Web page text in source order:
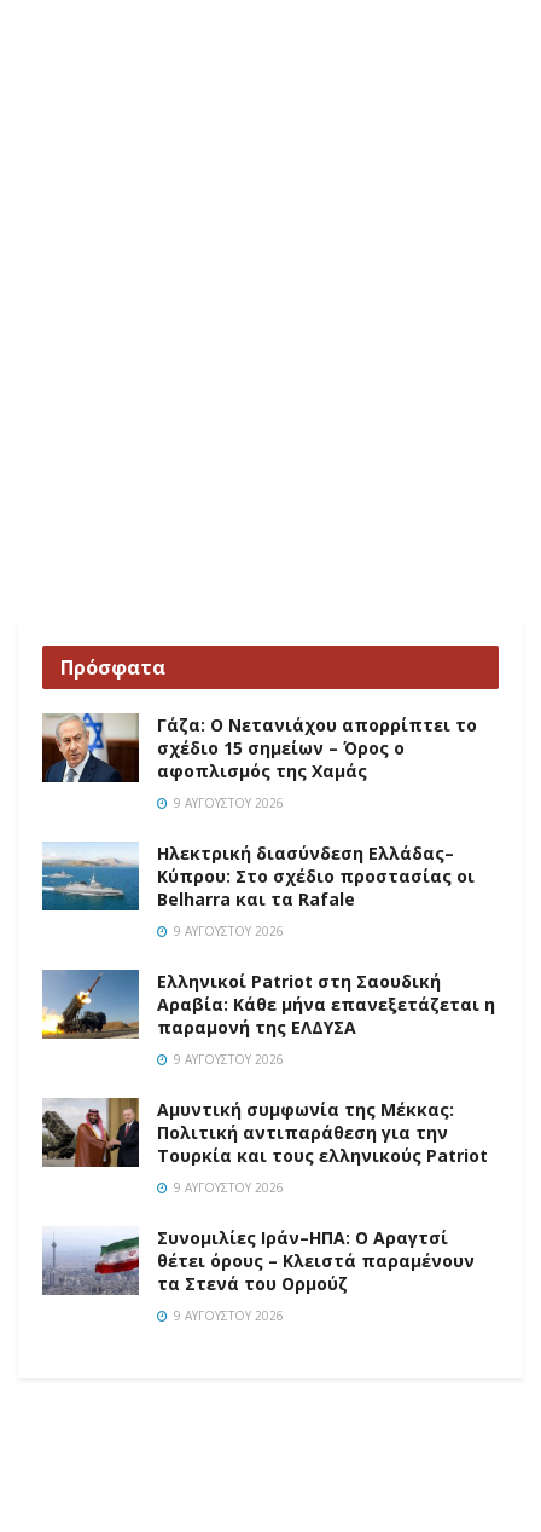
Πρόσφατα
Γάζα: Ο Νετανιάχου απορρίπτει το
σχέδιο 15 σημείων – Όρος ο
αφοπλισμός της Χαμάς
9 ΑΥΓΟΎΣΤΟΥ 2026
Ηλεκτρική διασύνδεση Ελλάδας–
Κύπρου: Στο σχέδιο προστασίας οι
Belharra και τα Rafale
9 ΑΥΓΟΎΣΤΟΥ 2026
Ελληνικοί Patriot στη Σαουδική
Αραβία: Κάθε μήνα επανεξετάζεται η
παραμονή της ΕΛΔΥΣΑ
9 ΑΥΓΟΎΣΤΟΥ 2026
Αμυντική συμφωνία της Μέκκας:
Πολιτική αντιπαράθεση για την
Τουρκία και τους ελληνικούς Patriot
9 ΑΥΓΟΎΣΤΟΥ 2026
Συνομιλίες Ιράν–ΗΠΑ: Ο Αραγτσί
θέτει όρους – Κλειστά παραμένουν
τα Στενά του Ορμούζ
9 ΑΥΓΟΎΣΤΟΥ 2026